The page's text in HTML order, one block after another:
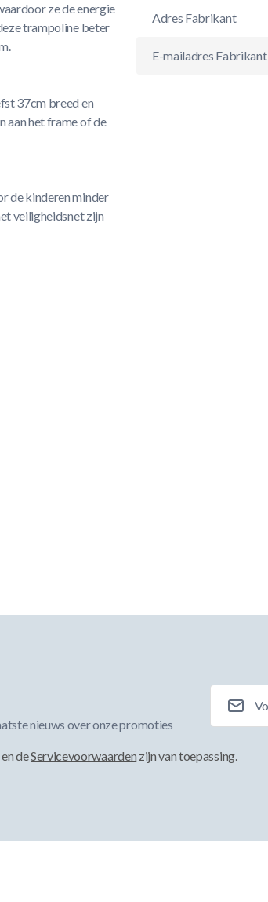
ze de energie
trampoline beter
37cm breed en
aan het frame of de
de kinderen minder
veiligheidsnet zijn
Adres Fabrikant
E-mailadres Fabrikant
nieuws over onze promoties
en deServicevoorwaarden zijn van toepassing.